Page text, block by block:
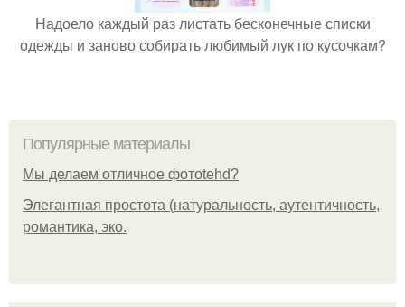
Надоело каждый раз листать бесконечные списки
одежды и заново собирать любимый лук по кусочкам?
Популярные материалы
Мы делаем отличное фотоtehd?
Элегантная простота (натуральность, аутентичность,
романтика, эко.